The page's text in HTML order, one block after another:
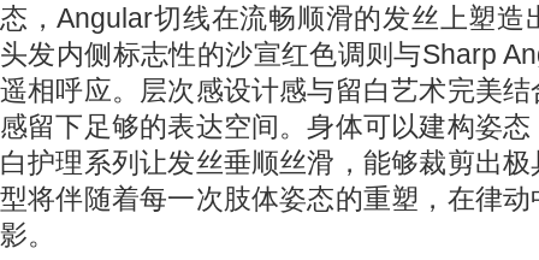
态，Angular切线在流畅顺滑的发丝上塑造
头发内侧标志性的沙宣红色调则与Sharp
遥相呼应。层次感设计感与留白艺术完美
感留下足够的表达空间。身体可以建构姿
白护理系列让发丝垂顺丝滑，能够裁剪出
型将伴随着每一次肢体姿态的重塑，在律
影。